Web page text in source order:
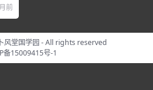
前
卜风堂国学园- All rights reserved
备15009415号-1